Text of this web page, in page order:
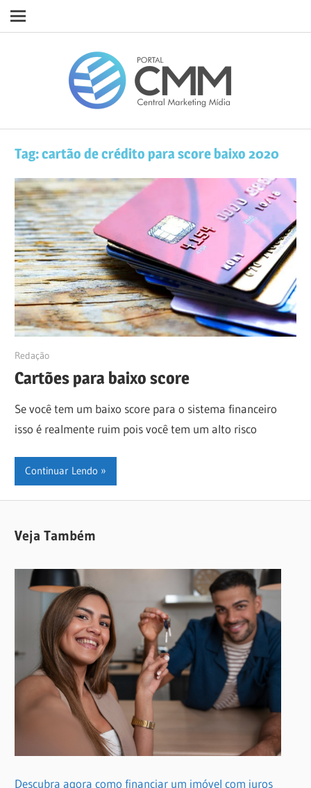
Navigation
Tag:cartão de crédito para score baixo 2020
06/11/2018
Redação
Cartões para baixo score
Se você tem um baixo score para o sistema financeiro
isso é realmente ruim pois você tem um alto risco
Continuar Lendo
Veja Também
Descubra agora como financiar um imóvel com juros